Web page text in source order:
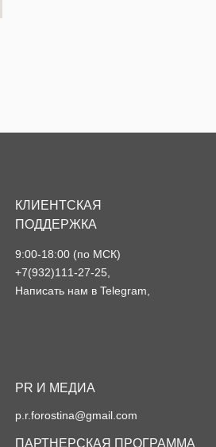
КЛИЕНТСКАЯ
ПОДДЕРЖКА
9:00-18:00 (по МСК)
+7(932)111-27-25
Написать нам в Telegram,
PR И МЕДИА
p.r.forostina@gmail.com
ПАРТНЕРСКАЯ ПРОГРАММА